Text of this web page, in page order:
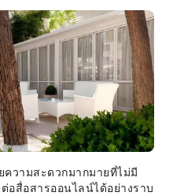
วามสะดวกมากมายที่ไม่มี
อสื่อสารออนไลน์ได้อย่างราบ